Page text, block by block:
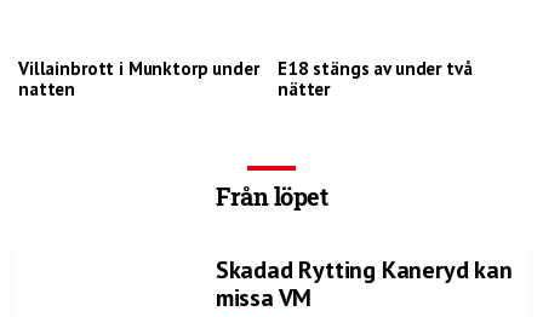
Villainbrott i Munktorp under
natten
E18 stängs av under två
nätter
Från löpet
Skadad Rytting Kaneryd kan
missa VM